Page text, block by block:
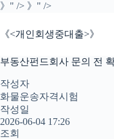
》" /> 》" />본
으
건
너
기
《<개인회생중대출>》
부동산펀드회사 문의 전
작성자
화물운송자격시험
작성일
2026-06-04 17:26
조회